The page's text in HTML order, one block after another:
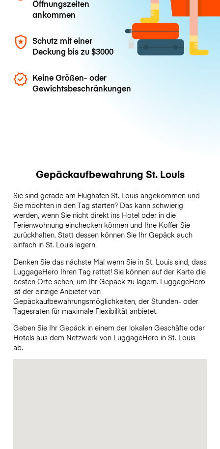
Öffnungszeiten
ankommen
Schutz mit einer
Deckung bis zu$3000
Keine Größen- oder
Gewichtsbeschränkungen
Gepäckaufbewahrung St. Louis
Sie sind gerade am Flughafen St. Louis angekommen und
Sie möchten in den Tag starten? Das kann schwierig
werden, wenn Sie nicht direkt ins Hotel oder in die
Ferienwohnung einchecken können und Ihre Koffer Sie
zurückhalten. Statt dessen können Sie Ihr Gepäck auch
einfach in St. Louis lagern.
Denken Sie das nächste Mal wenn Sie in St. Louis sind, dass
LuggageHero Ihren Tag rettet! Sie können auf der Karte die
besten Orte sehen, um Ihr Gepäck zu lagern. LuggageHero
ist der einzige Anbieter von
Gepäckaufbewahrungsmöglichkeiten, der Stunden- oder
Tagesraten für maximale Flexibilität anbietet.
Geben Sie Ihr Gepäck in einem der lokalen Geschäfte oder
Hotels aus dem Netzwerk von LuggageHero in St. Louis
ab.